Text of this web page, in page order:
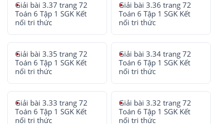
Giải bài 3.37 trang 72
Toán 6 Tập 1 SGK Kết
nối tri thức
Giải bài 3.36 trang 72
Toán 6 Tập 1 SGK Kết
nối tri thức
Giải bài 3.35 trang 72
Toán 6 Tập 1 SGK Kết
nối tri thức
Giải bài 3.34 trang 72
Toán 6 Tập 1 SGK Kết
nối tri thức
Giải bài 3.33 trang 72
Toán 6 Tập 1 SGK Kết
nối tri thức
Giải bài 3.32 trang 72
Toán 6 Tập 1 SGK Kết
nối tri thức